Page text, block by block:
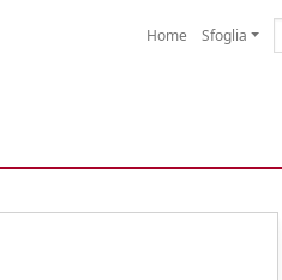
Home Sfoglia